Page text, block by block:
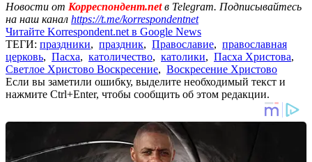
Новости от Корреспондент.netв Telegram. Подписывайтесь
на наш канал https://t.me/korrespondentnet
Читайте Korrespondent.net в Google News
ТЕГИ: праздники, праздник, Православие, православная
церковь, Пасха, католичество, католики, Пасха Христова,
Светлое Христово Воскресение, Воскресение Христово
Если вы заметили ошибку, выделите необходимый текст и
нажмите Ctrl+Enter, чтобы сообщить об этом редакции.